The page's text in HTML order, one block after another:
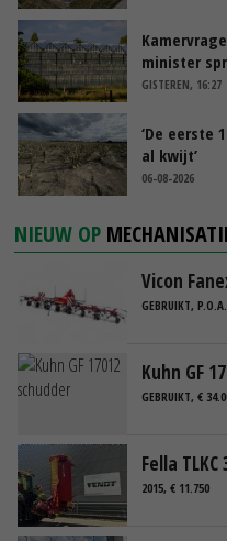
minister
GISTEREN, 16:27
‘De eerste
al kwijt’
06-08-2026
NIEUW OP
Vicon
GEBRUIKT, P.O.A.
Kuhn GF
GEBRUIKT, €
Fella
2015, € 11.750